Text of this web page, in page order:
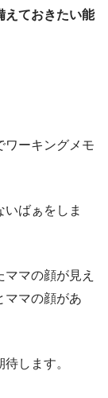
えておきたい能
ワーキングメモ
ばぁをしま
マの顔が見え
ママの顔があ
します。